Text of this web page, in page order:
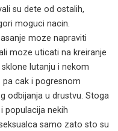
su dete od ostalih,
moguci nacin.
moze napraviti
moze uticati na kreiranje
lutanju i nekom
cak i pogresnom
odbijanja u drustvu. Stoga
populacija nekih
samo zato sto su